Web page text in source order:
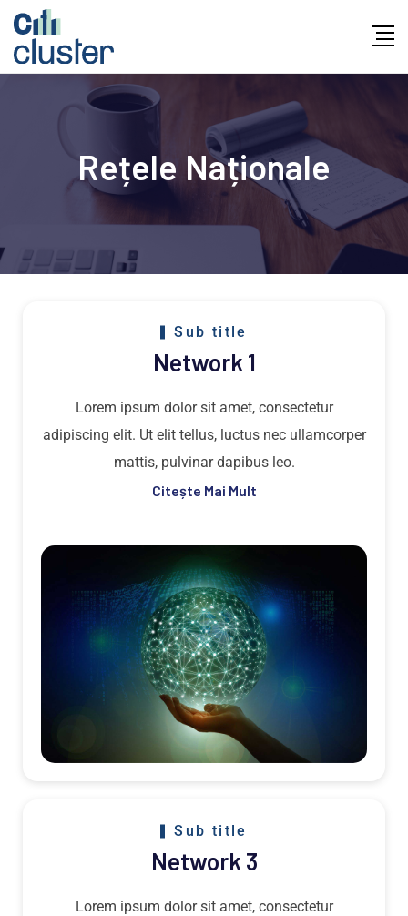
Rețele Naționale
Sub title
Network 1
Lorem ipsum dolor sit amet, consectetur
adipiscing elit. Ut elit tellus, luctus nec ullamcorper
mattis, pulvinar dapibus leo.
Citește Mai Mult
Sub title
Network 3
Lorem ipsum dolor sit amet, consectetur